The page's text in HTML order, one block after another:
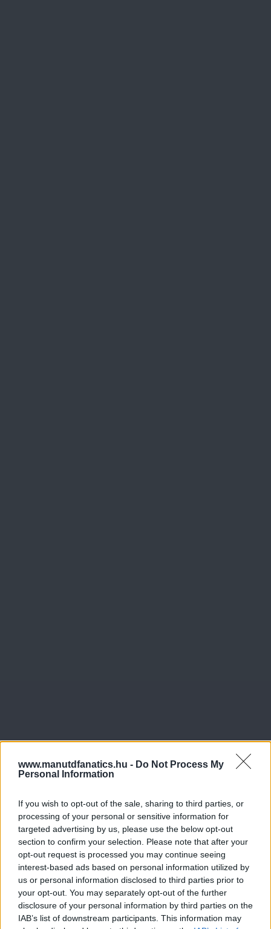
www.manutdfanatics.hu - Do Not Process My
Personal Information
If you wish to opt-out of the sale, sharing to third parties, or
processing of your personal or sensitive information for
targeted advertising by us, please use the below opt-out
section to confirm your selection. Please note that after your
opt-out request is processed you may continue seeing
interest-based ads based on personal information utilized by
us or personal information disclosed to third parties prior to
your opt-out. You may separately opt-out of the further
disclosure of your personal information by third parties on the
IAB’s list of downstream participants. This information may